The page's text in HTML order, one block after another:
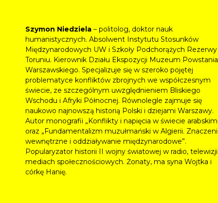
Szymon Niedziela – politolog, doktor nauk
humanistycznych. Absolwent Instytutu Stosunków
Międzynarodowych UW i Szkoły Podchorążych
Toruniu. Kierownik Działu Ekspozycji Muzeum Powstania
Warszawskiego. Specjalizuje się w szeroko pojętej
problematyce konfliktów zbrojnych we współczesnym
świecie, ze szczególnym uwzględnieniem Bliskiego
Wschodu i Afryki Północnej. Równolegle zajmuje się
naukowo najnowszą historią Polski i dziejami Warszawy.
Autor monografii „Konflikty i napięcia w świecie
oraz „Fundamentalizm muzułmański w Algierii.
wewnętrzne i oddziaływanie międzynarodowe”.
Popularyzator historii II wojny światowej w radio,
mediach społecznościowych. Żonaty, ma syna Wojtka i
córkę Hanię.